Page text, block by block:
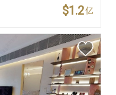
$1.2亿